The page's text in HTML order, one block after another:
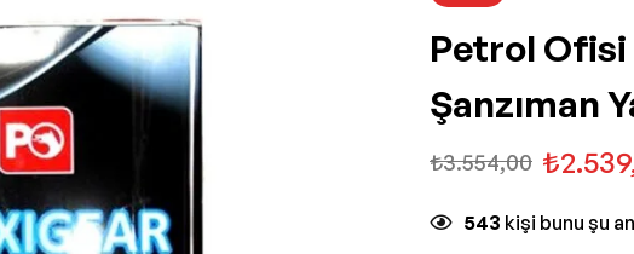
Petrol Ofisi
Şanzıman
₺3.554,00 ₺
543 kişi bunu şu